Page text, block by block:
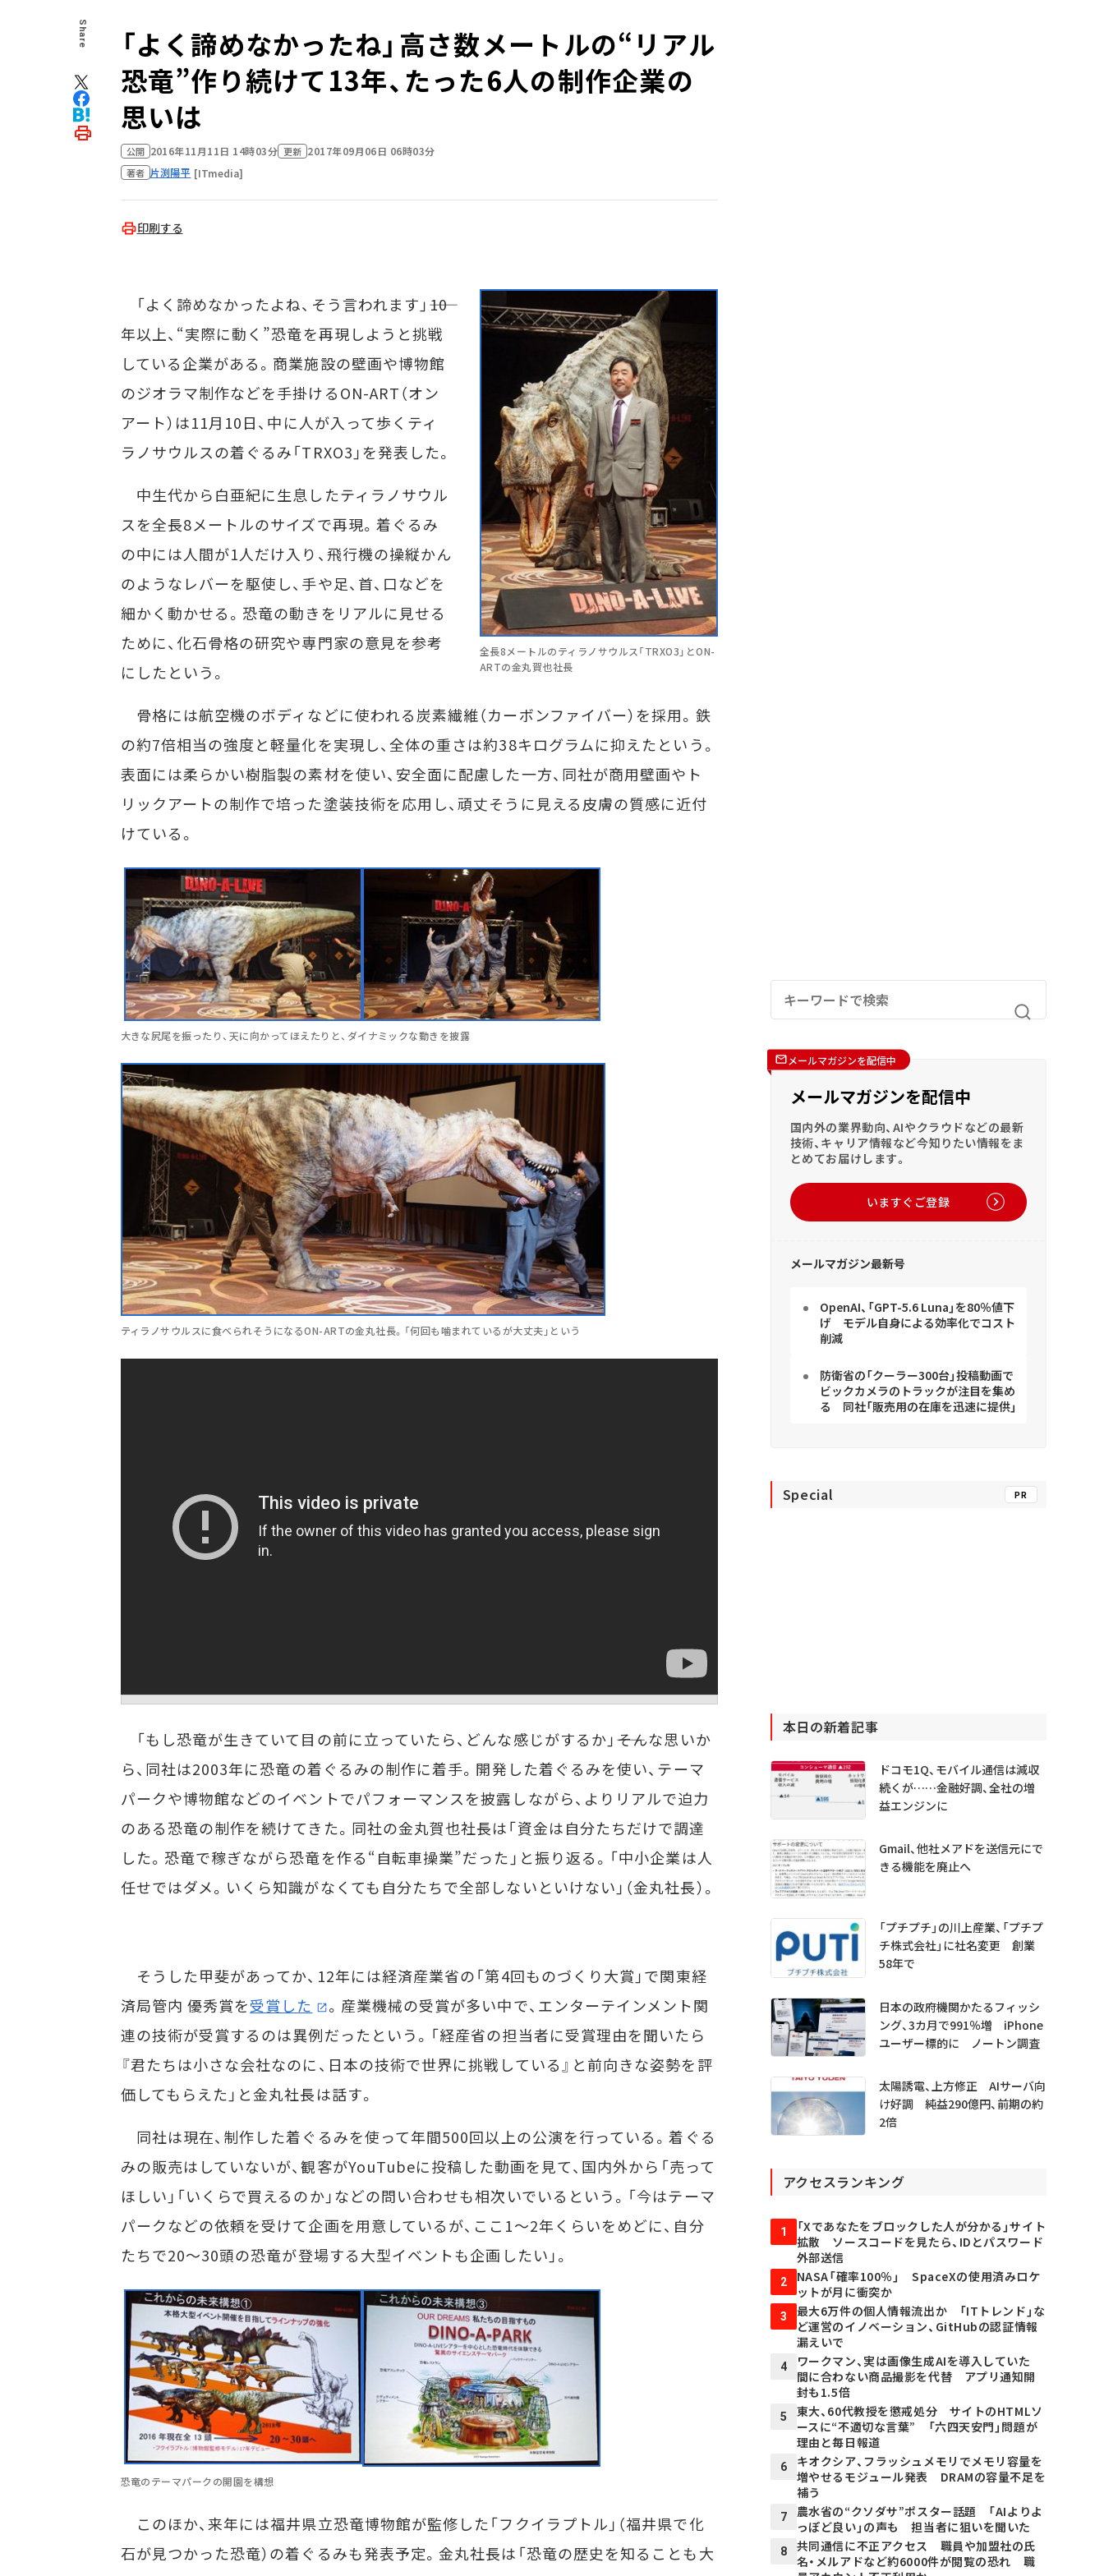
Share
「よく諦めなかったね」――高さ数メートルの“リアル
恐竜”作り続けて13年、たった6人の制作企業の
思いは
公開 2016年11月11日 14時03分 更新 2017年09月06日 06時03分
著者 片渕陽平 [ITmedia]
印刷する
全長8メートルのティラノサウルス「TRXO3」とON-
ARTの金丸賀也社長
「よく諦めなかったよね、そう言われます」――10
年以上、“実際に動く”恐竜を再現しようと挑戦
している企業がある。商業施設の壁画や博物館
のジオラマ制作などを手掛けるON-ART（オン
アート）は11月10日、中に人が入って歩くティ
ラノサウルスの着ぐるみ「TRXO3」を発表した。
中生代から白亜紀に生息したティラノサウル
スを全長8メートルのサイズで再現。着ぐるみ
の中には人間が1人だけ入り、飛行機の操縦かん
のようなレバーを駆使し、手や足、首、口などを
細かく動かせる。恐竜の動きをリアルに見せる
ために、化石骨格の研究や専門家の意見を参考
にしたという。
骨格には航空機のボディなどに使われる炭素繊維（カーボンファイバー）を採用。鉄
の約7倍相当の強度と軽量化を実現し、全体の重さは約38キログラムに抑えたという。
表面には柔らかい樹脂製の素材を使い、安全面に配慮した一方、同社が商用壁画やト
リックアートの制作で培った塗装技術を応用し、頑丈そうに見える皮膚の質感に近付
けている。
大きな尻尾を振ったり、天に向かってほえたりと、ダイナミックな動きを披露
ティラノサウルスに食べられそうになるON-ARTの金丸社長。「何回も噛まれているが大丈夫」という
「もし恐竜が生きていて目の前に立っていたら、どんな感じがするか」――そんな思いか
ら、同社は2003年に恐竜の着ぐるみの制作に着手。開発した着ぐるみを使い、テーマ
パークや博物館などのイベントでパフォーマンスを披露しながら、よりリアルで迫力
のある恐竜の制作を続けてきた。同社の金丸賀也社長は「資金は自分たちだけで調達
した。恐竜で稼ぎながら恐竜を作る“自転車操業”だった」と振り返る。「中小企業は人
任せではダメ。いくら知識がなくても自分たちで全部しないといけない」（金丸社長）。
そうした甲斐があってか、12年には経済産業省の「第4回ものづくり大賞」で関東経
済局管内 優秀賞を受賞した
。産業機械の受賞が多い中で、エンターテインメント関
連の技術が受賞するのは異例だったという。「経産省の担当者に受賞理由を聞いたら
『君たちは小さな会社なのに、日本の技術で世界に挑戦している』と前向きな姿勢を評
価してもらえた」と金丸社長は話す。
同社は現在、制作した着ぐるみを使って年間500回以上の公演を行っている。着ぐる
みの販売はしていないが、観客がYouTubeに投稿した動画を見て、国内外から「売って
ほしい」「いくらで買えるのか」などの問い合わせも相次いでいるという。「今はテーマ
パークなどの依頼を受けて企画を用意しているが、ここ1～2年くらいをめどに、自分
たちで20～30頭の恐竜が登場する大型イベントも企画したい」。
恐竜のテーマパークの開園を構想
このほか、来年には福井県立恐竜博物館が監修した「フクイラプトル」（福井県で化
石が見つかった恐竜）の着ぐるみも発表予定。金丸社長は「恐竜の歴史を知ることも大
メールマガジンを配信中
メールマガジンを配信中
国内外の業界動向、AIやクラウドなどの最新
技術、キャリア情報など今知りたい情報をま
とめてお届けします。
いますぐご登録
メールマガジン最新号
OpenAI、「GPT-5.6 Luna」を80％値下
げ モデル自身による効率化でコスト
削減
防衛省の「クーラー300台」投稿動画で
ビックカメラのトラックが注目を集め
る 同社「販売用の在庫を迅速に提供」
Special PR
本日の新着記事
ドコモ1Q、モバイル通信は減収
続くが……金融好調、全社の増
益エンジンに
Gmail、他社メアドを送信元にで
きる機能を廃止へ
「プチプチ」の川上産業、「プチプ
チ株式会社」に社名変更 創業
58年で
日本の政府機関かたるフィッシ
ング、3カ月で991％増 iPhone
ユーザー標的に ノートン調査
太陽誘電、上方修正 AIサーバ向
け好調 純益290億円、前期の約
2倍
アクセスランキング
1
「Xであなたをブロックした人が分かる」サイト
拡散 ソースコードを見たら、IDとパスワード
外部送信
2
NASA「確率100％」 SpaceXの使用済みロケ
ットが月に衝突か
3
最大6万件の個人情報流出か 「ITトレンド」な
ど運営のイノベーション、GitHubの認証情報
漏えいで
4
ワークマン、実は画像生成AIを導入していた
間に合わない商品撮影を代替 アプリ通知開
封も1.5倍
5
東大、60代教授を懲戒処分 サイトのHTMLソ
ースに“不適切な言葉” 「六四天安門」問題が
理由と毎日報道
6
キオクシア、フラッシュメモリでメモリ容量を
増やせるモジュール発表 DRAMの容量不足を
補う
7
農水省の“クソダサ”ポスター話題 「AIよりよ
っぽど良い」の声も 担当者に狙いを聞いた
8
共同通信に不正アクセス 職員や加盟社の氏
名・メルアドなど約6000件が閲覧の恐れ 職